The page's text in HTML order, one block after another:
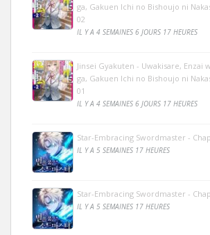
ga, Gakuen Ichi no Bishoujo ni
02
IL Y A 4 SEMAINES 6 JOURS 17 HEURES
Jinsei Gyakuten - Uwakisare, Enzai
ga, Gakuen Ichi no Bishoujo ni
01
IL Y A 4 SEMAINES 6 JOURS 17 HEURES
Star-Embracing Swordmaster -
IL Y A 5 SEMAINES 17 HEURES
Star-Embracing Swordmaster -
IL Y A 5 SEMAINES 17 HEURES